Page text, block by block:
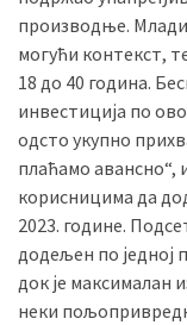
(143)
Бела
Црква
производње. Млади
могући контекст,
18 до 40 година.
инвестиција по
одсто укупно
плаћамо авансно“,
корисницима да
2023. године.
додељен по једној
док је максималан
неки